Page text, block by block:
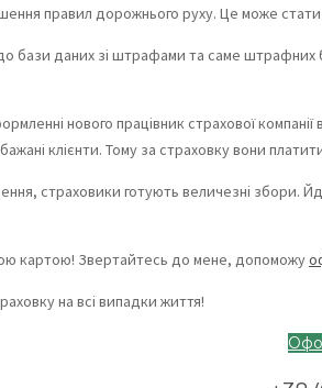
правил дорожнього руху. Це може стати
бази даних зі штрафами та саме штрафних
нового працівник страхової
клієнти. Тому за страховку вони
страховики готують величезні збори.
картою! Звертайтесь до мене, допоможу
на всі випадки життя!